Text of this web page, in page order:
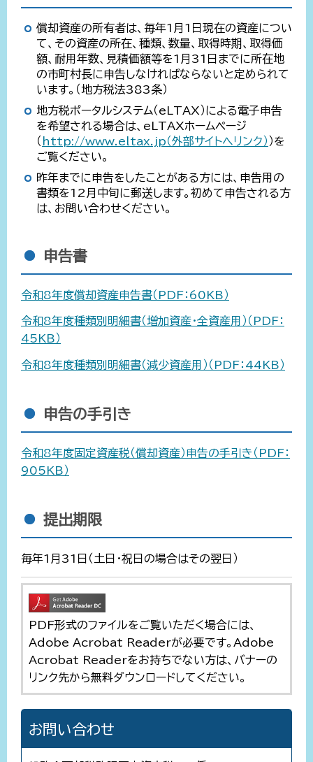
償却資産の所有者は、毎年1月1日現在の資産につい
て、その資産の所在、種類、数量、取得時期、取得価
額、耐用年数、見積価額等を1月31日までに所在地
の市町村長に申告しなければならないと定められて
います。（地方税法383条）
地方税ポータルシステム（eLTAX）による電子申告
を希望される場合は、eLTAXホームページ
（ http://www.eltax.jp（外部サイトへリンク） ）を
ご覧ください。
昨年までに申告をしたことがある方には、申告用の
書類を12月中旬に郵送します。初めて申告される方
は、お問い合わせください。
申告書
令和8年度償却資産申告書（PDF：60KB）
令和8年度種類別明細書（増加資産・全資産用）（PDF：
45KB）
令和8年度種類別明細書（減少資産用）（PDF：44KB）
申告の手引き
令和8年度固定資産税（償却資産）申告の手引き（PDF：
905KB）
提出期限
毎年1月31日（土日・祝日の場合はその翌日）
PDF形式のファイルをご覧いただく場合には、
Adobe Acrobat Readerが必要です。Adobe
Acrobat Readerをお持ちでない方は、バナーの
リンク先から無料ダウンロードしてください。
お問い合わせ